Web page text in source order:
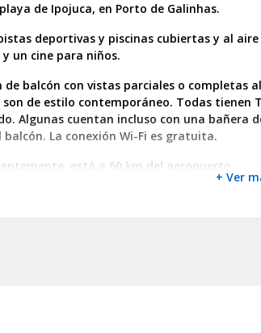
de Ipojuca, en Porto de Galinhas.
deportivas y piscinas cubiertas y al aire
un cine para niños.
de balcón con vistas parciales o completas al
de estilo contemporáneo. Todas tienen
Algunas cuentan incluso con una bañera
La conexión Wi-Fi es gratuita.
está a 60 km del aeropuerto
y a 4 km del centro de Porto de Galinhas.
+ Ver